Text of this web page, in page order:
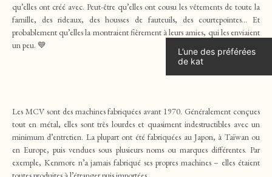
qu’elles ont créé avec. Peut-être qu’elles ont cousu les vêtements de toute la
famille, des rideaux, des housses de fauteuils, des courtepointes… Et
probablement qu’elles la montraient fièrement à leurs amies, qui les enviaient
un peu. 💙
L’une des préférées
de kat
Les MCV sont des machines fabriquées avant 1970. Généralement conçues
tout en métal, elles sont très lourdes et quasiment indestructibles avec un
minimum d’entretien. La plupart ont été fabriquées au Japon, à Taïwan ou
en Europe, puis vendues sous plusieurs noms ou marques différentes. Par
exemple, Kenmore n’a jamais fabriqué ses propres machines – elles étaient